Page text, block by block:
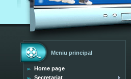
Meniu principal
Home page
Secretariat